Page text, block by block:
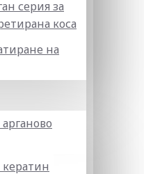
серия за
коса
на